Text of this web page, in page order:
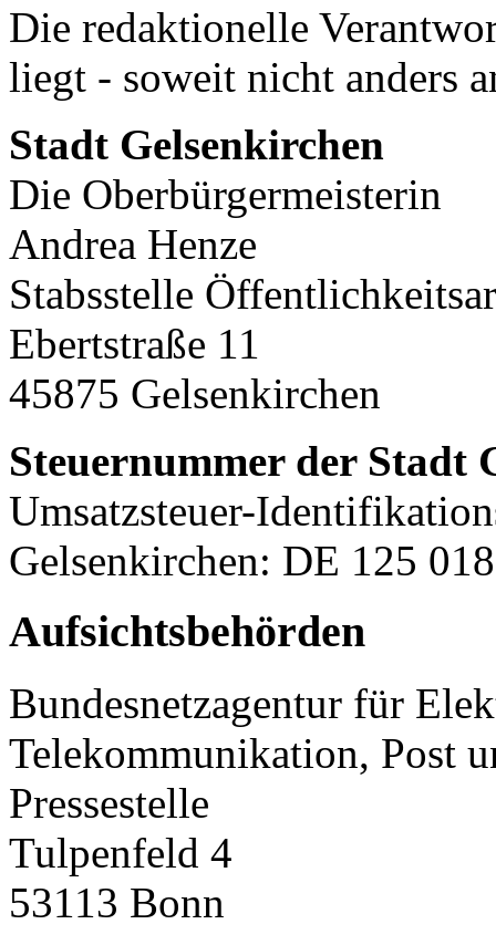
Die redaktionelle
liegt - soweit nicht anders
Stadt Gelsenkirchen
Die Oberbürgermeisterin
Andrea Henze
Stabsstelle
Ebertstraße 11
45875 Gelsenkirchen
Steuernummer der Stadt
Umsatzsteuer-
Gelsenkirchen: DE 125
Aufsichtsbehörden
Bundesnetzagentur für
Telekommunikation, Post
Pressestelle
Tulpenfeld 4
53113 Bonn